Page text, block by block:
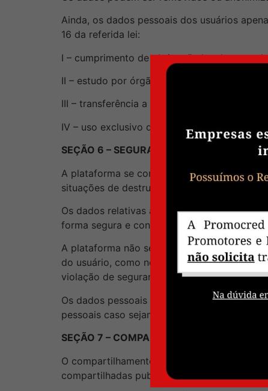
Ainda, os dados pessoais dos usuários
16 da referida lei:
I – cumprimento de obrigação legal ou
II – estudo por órgão de pesquisa,
III – transferência a terceiro, desde que
IV – uso exclusivo do controlador, vedado
SEÇÃO 6 – SEGURANÇA DOS DADOS
A plataforma se compromete a aplicar as
situações de destruição, perda, alteração,
Os dados relativas a cartões de crédito são
forma segura e confidencial, de modo que
A plataforma não se exime de
do usuário, como no caso em que ele
violação de segurança dos seus dados
Os dados pessoais armazenados são
pessoais caso sejamos obrigados pela lei
SEÇÃO 7 – COMPARTILHAMENTO DOS
O compartilhamento de dados do usuário
compartilhadas publicamente com os outros